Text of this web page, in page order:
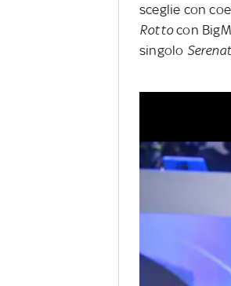
sceglie con
Rottocon
singolo